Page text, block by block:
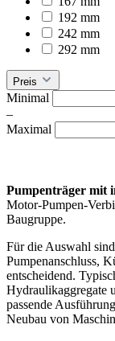
192 mm
242 mm
292 mm
Preis
Minimal
–
Maximal
Pumpenträger mit
Motor-Pumpen-
Baugruppe.
Für die Auswahl
Pumpenanschluss,
entscheidend.
Hydraulikaggregate
passende
Neubau von